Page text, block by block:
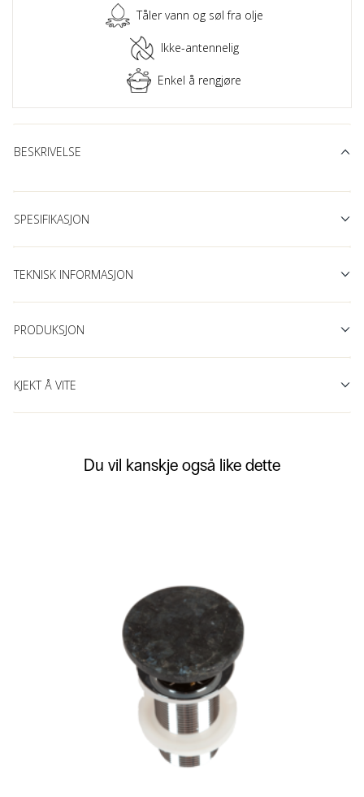
Tåler vann og søl fra olje
Ikke-antennelig
Enkel å rengjøre
BESKRIVELSE
SPESIFIKASJON
TEKNISK INFORMASJON
PRODUKSJON
KJEKT Å VITE
Du vil kanskje også like dette